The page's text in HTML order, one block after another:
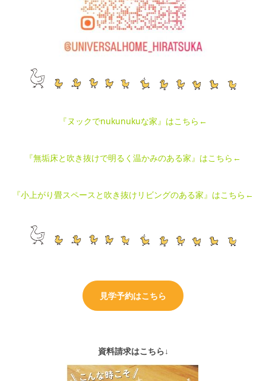
『ヌックでnukunukuな家』はこちら←
『無垢床と吹き抜けで明るく温かみのある家』はこちら←
『小上がり畳スペースと吹き抜けリビングのある家』はこちら←
見学予約はこちら
資料請求はこちら↓